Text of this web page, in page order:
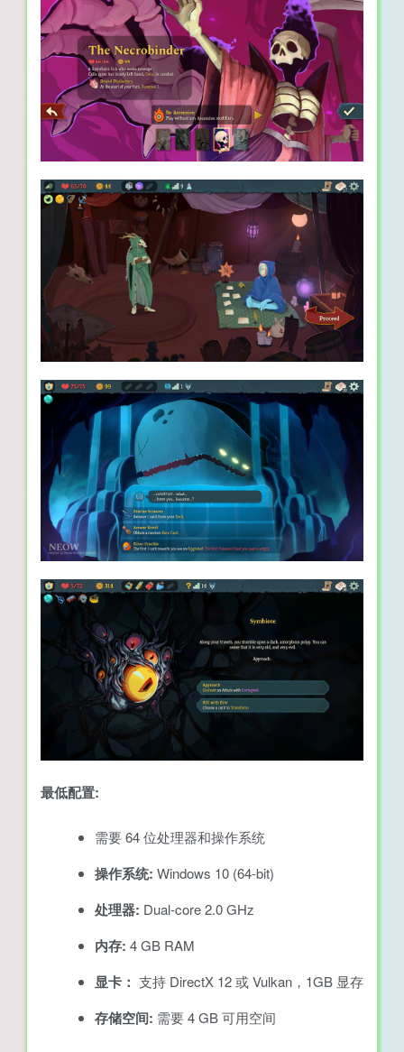
最低配置:
需要 64 位处理器和操作系统
操作系统: Windows 10 (64-bit)
处理器: Dual-core 2.0 GHz
内存: 4 GB RAM
显卡： 支持 DirectX 12 或 Vulkan，1GB 显存
存储空间: 需要 4 GB 可用空间